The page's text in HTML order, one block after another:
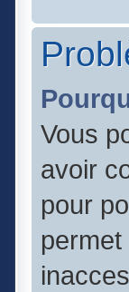
Vous
avoir
pour